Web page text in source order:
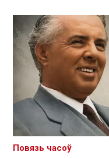
Повязь часоў